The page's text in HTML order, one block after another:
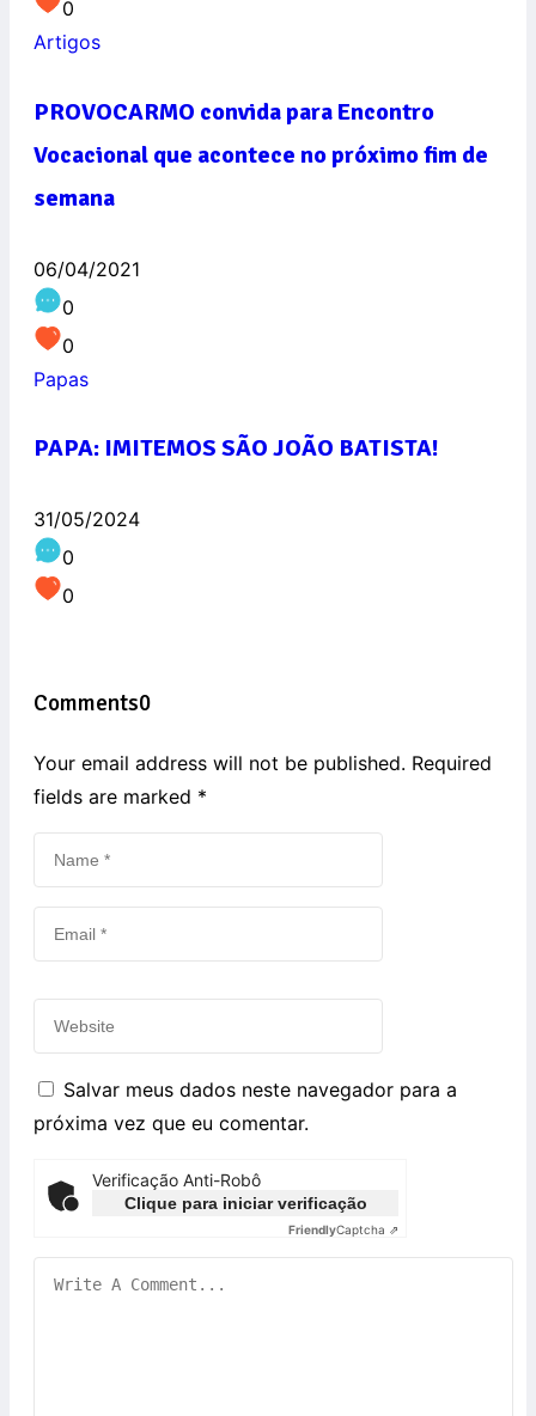
0
Artigos
PROVOCARMO convida para Encontro
Vocacional que acontece no próximo fim de
semana
06/04/2021
0
0
Papas
PAPA: IMITEMOS SÃO JOÃO BATISTA!
31/05/2024
0
0
Comments0
Your email address will not be published. Required
fields are marked *
Salvar meus dados neste navegador para a
próxima vez que eu comentar.
Verificação Anti-Robô
Clique para iniciar verificação
FriendlyCaptcha ⇗